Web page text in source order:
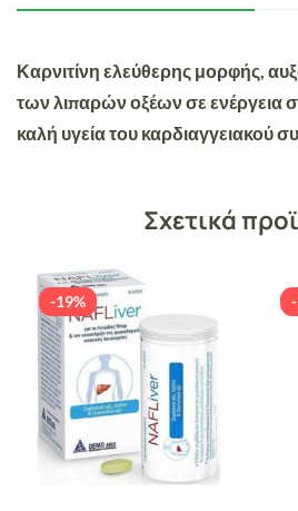
Καρνιτίνη ελεύθερης μορφής,
των λιπαρών οξέων σε ενέργεια
καλή υγεία του καρδιαγγειακού
Σχετικά
-19%